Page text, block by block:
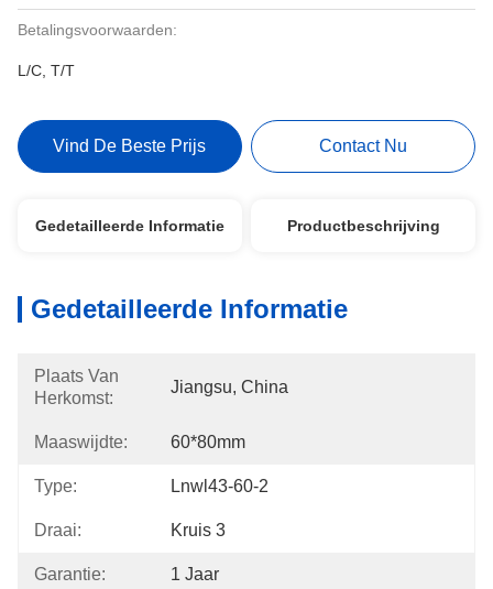
Betalingsvoorwaarden:
L/C, T/T
Vind De Beste Prijs Contact Nu
Gedetailleerde Informatie Productbeschrijving
Gedetailleerde Informatie
Plaats Van
Herkomst:
Jiangsu, China
Maaswijdte: 60*80mm
Type: Lnwl43-60-2
Draai: Kruis 3
Garantie: 1 Jaar